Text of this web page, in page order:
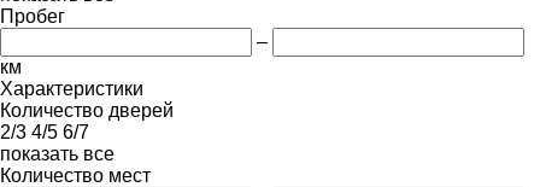
Пробег
–
км
Характеристики
Количество дверей
2/3 4/5 6/7
показать все
Количество мест